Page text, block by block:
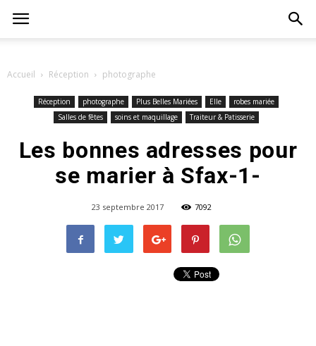
Accueil Réception photographe
Réception photographe Plus Belles Mariées Elle
robes mariée
Salles de fêtes
soins et maquillage Traiteur & Patisserie
Les bonnes adresses pour
se marier à Sfax-1-
23 septembre 2017 7092